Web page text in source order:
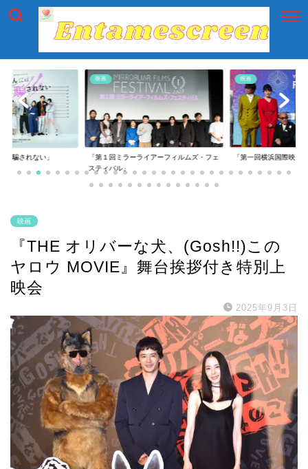
は騙されない」
映画
「第１回ミラーライアーフィルムズ・フェ
スティバル」
映画
「第一回横浜国際映画
映画
『THE オリバーな犬、(Gosh!!)この
ヤロウ MOVIE』舞台挨拶付き特別上
映会
2025年9月3日